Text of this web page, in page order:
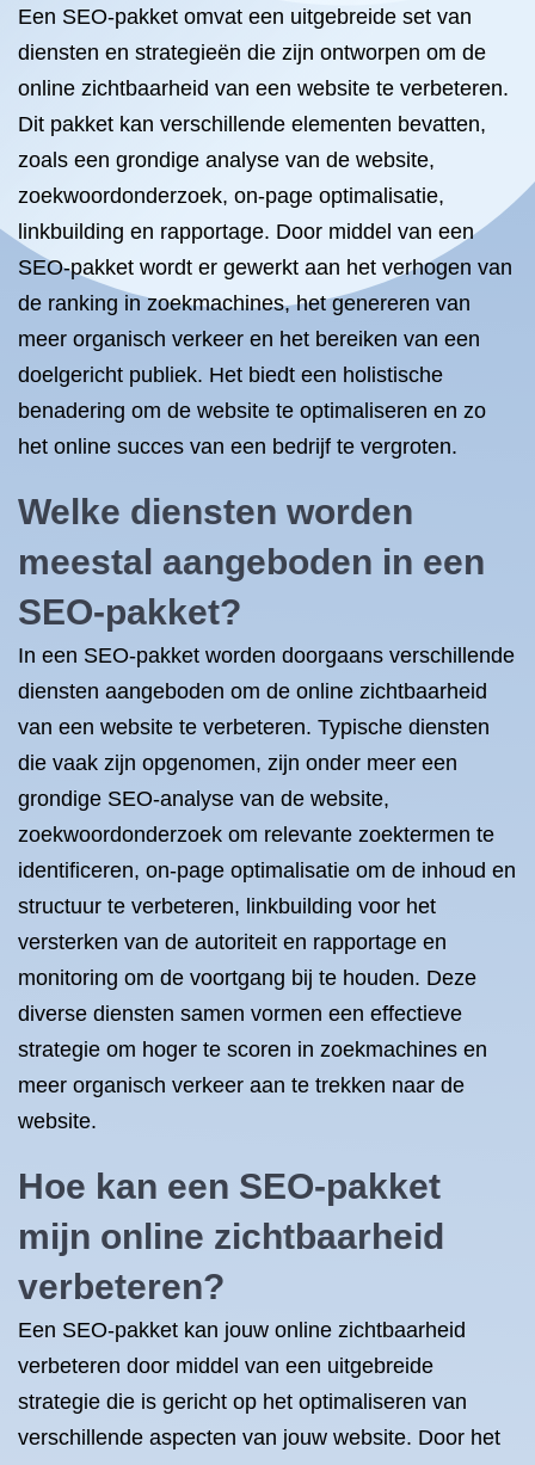
Een SEO-pakket omvat een uitgebreide set van
diensten en strategieën die zijn ontworpen om de
online zichtbaarheid van een website te verbeteren.
Dit pakket kan verschillende elementen bevatten,
zoals een grondige analyse van de website,
zoekwoordonderzoek, on-page optimalisatie,
linkbuilding en rapportage. Door middel van een
SEO-pakket wordt er gewerkt aan het verhogen van
de ranking in zoekmachines, het genereren van
meer organisch verkeer en het bereiken van een
doelgericht publiek. Het biedt een holistische
benadering om de website te optimaliseren en zo
het online succes van een bedrijf te vergroten.
Welke diensten worden
meestal aangeboden in een
SEO-pakket?
In een SEO-pakket worden doorgaans verschillende
diensten aangeboden om de online zichtbaarheid
van een website te verbeteren. Typische diensten
die vaak zijn opgenomen, zijn onder meer een
grondige SEO-analyse van de website,
zoekwoordonderzoek om relevante zoektermen te
identificeren, on-page optimalisatie om de inhoud en
structuur te verbeteren, linkbuilding voor het
versterken van de autoriteit en rapportage en
monitoring om de voortgang bij te houden. Deze
diverse diensten samen vormen een effectieve
strategie om hoger te scoren in zoekmachines en
meer organisch verkeer aan te trekken naar de
website.
Hoe kan een SEO-pakket
mijn online zichtbaarheid
verbeteren?
Een SEO-pakket kan jouw online zichtbaarheid
verbeteren door middel van een uitgebreide
strategie die is gericht op het optimaliseren van
verschillende aspecten van jouw website. Door het